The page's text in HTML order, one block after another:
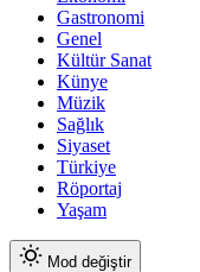
Gastronomi
Genel
Kültür Sanat
Künye
Müzik
Sağlık
Siyaset
Türkiye
Röportaj
Yaşam
Mod değiştir